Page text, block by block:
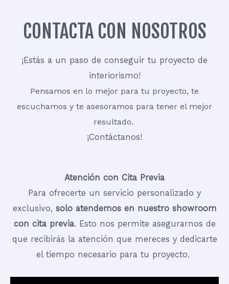
CONTACTA CON NOSOTROS
¡Estás a un paso de conseguir tu proyecto de
interiorismo!
Pensamos en lo mejor para tu proyecto, te
escuchamos y te asesoramos para tener el mejor
resultado.
¡Contáctanos!
Atención con Cita Previa
Para ofrecerte un servicio personalizado y
exclusivo, solo atendemos en nuestro showroom
con cita previa. Esto nos permite asegurarnos de
que recibirás la atención que mereces y dedicarte
el tiempo necesario para tu proyecto.